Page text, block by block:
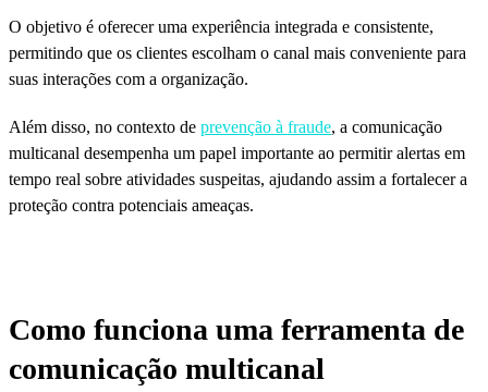
O objetivo é oferecer uma experiência integrada e consistente,
permitindo que os clientes escolham o canal mais conveniente para
suas interações com a organização.
Além disso, no contexto de prevenção à fraude, a comunicação
multicanal desempenha um papel importante ao permitir alertas em
tempo real sobre atividades suspeitas, ajudando assim a fortalecer a
proteção contra potenciais ameaças.
Como funciona uma ferramenta de
comunicação multicanal